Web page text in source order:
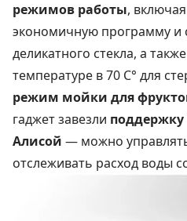
режимов работы,
экономичную программу
деликатного стекла, а также
температуре в 70 С° для
режим мойки для
гаджет завезли поддержку
Алисой — можно
отслеживать расход воды